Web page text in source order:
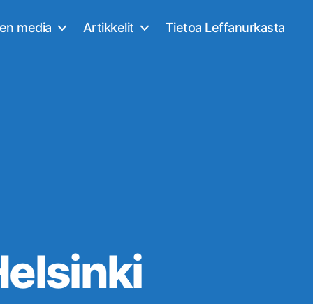
media Artikkelit Tietoa Leffanurkasta